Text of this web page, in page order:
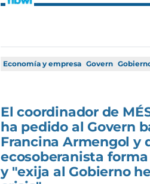
Economía y empresa Govern
El coordinador de
ha pedido al Govern
Francina Armengol y
ecosoberanista
y "exija al Gobierno